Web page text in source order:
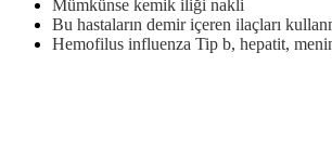
Mümkünse kemik iliği nakli
Bu hastaların demir içeren ilaçları
Hemofilus influenza Tip b, hepatit,